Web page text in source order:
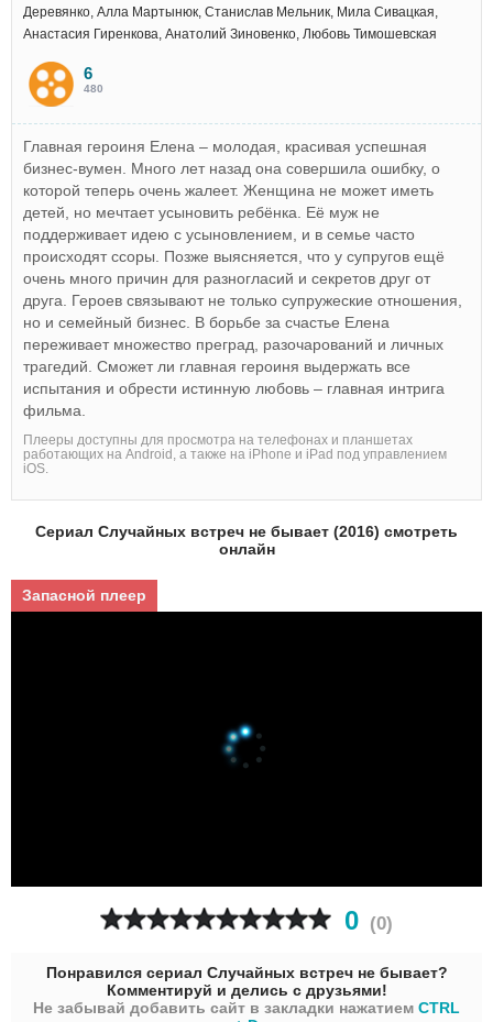
Деревянко, Алла Мартынюк, Станислав Мельник, Мила Сивацкая,
Анастасия Гиренкова, Анатолий Зиновенко, Любовь Тимошевская
6
480
Главная героиня Елена – молодая, красивая успешная
бизнес-вумен. Много лет назад она совершила ошибку, о
которой теперь очень жалеет. Женщина не может иметь
детей, но мечтает усыновить ребёнка. Её муж не
поддерживает идею с усыновлением, и в семье часто
происходят ссоры. Позже выясняется, что у супругов ещё
очень много причин для разногласий и секретов друг от
друга. Героев связывают не только супружеские отношения,
но и семейный бизнес. В борьбе за счастье Елена
переживает множество преград, разочарований и личных
трагедий. Сможет ли главная героиня выдержать все
испытания и обрести истинную любовь – главная интрига
фильма.
Плееры доступны для просмотра на телефонах и планшетах
работающих на Android, а также на iPhone и iPad под управлением
iOS.
Сериал Случайных встреч не бывает (2016) смотреть
онлайн
Запасной плеер
0 (0)
Понравился сериал Случайных встреч не бывает?
Комментируй и делись с друзьями!
Не забывай добавить сайт в закладки нажатием CTRL